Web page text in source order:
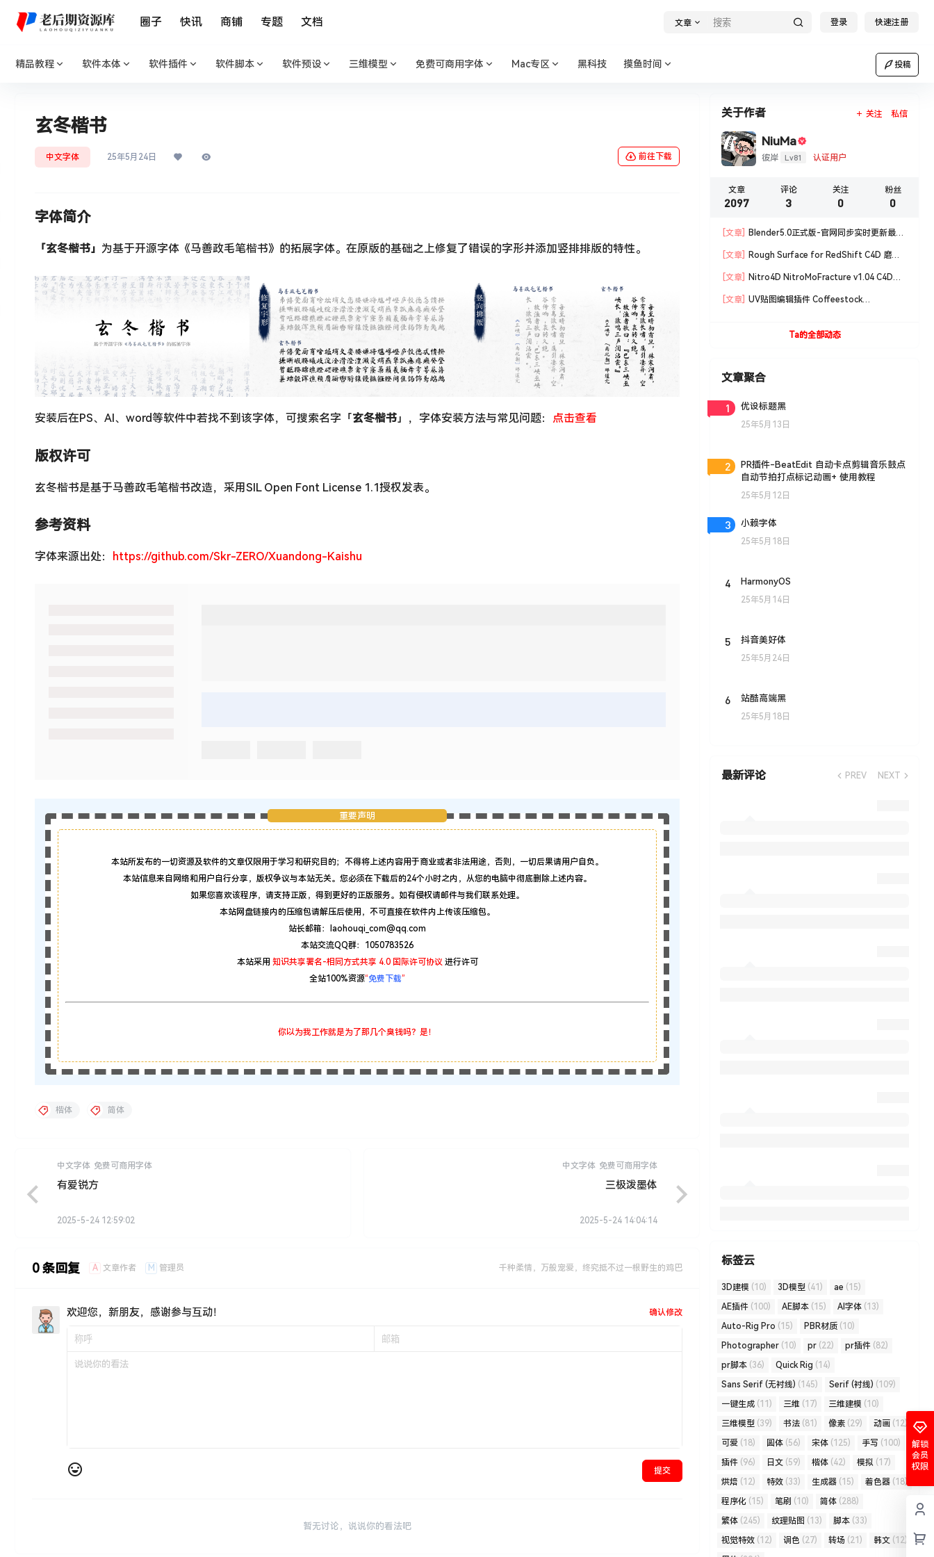
圈子 快讯 商铺 专题 文档 文章 登录 快速注册
精品教程 软件本体 软件插件 软件脚本 软件预设 三维模型 免费可商用字体 Mac专区 黑科技 摸鱼时间 投稿
玄冬楷书
中文字体 25年5月24日 前往下载
字体简介
「玄冬楷书」 为基于开源字体《马善政毛笔楷书》的拓展字体。在原版的基础之上修复了错误的字形并添加竖排排版的特性。
安装后在PS、AI、word等软件中若找不到该字体，可搜索名字「玄冬楷书」，字体安装方法与常见问题： 点击查看
版权许可
玄冬楷书是基于马善政毛笔楷书改造，采用SIL Open Font License 1.1授权发表。
参考资料
字体来源出处： https://github.com/Skr-ZERO/Xuandong-Kaishu
重要声明
本站所发布的一切资源及软件的文章仅限用于学习和研究目的；不得将上述内容用于商业或者非法用途，否则，一切后果请用户自负。
本站信息来自网络和用户自行分享，版权争议与本站无关。您必须在下载后的24个小时之内，从您的电脑中彻底删除上述内容。
如果您喜欢该程序，请支持正版，得到更好的正版服务。如有侵权请邮件与我们联系处理。
本站网盘链接内的压缩包请解压后使用，不可直接在软件内上传该压缩包。
站长邮箱：laohouqi_com@qq.com
本站交流QQ群：1050783526
本站采用 知识共享署名-相同方式共享 4.0 国际许可协议 进行许可
全站100%资源“免费下载”
你以为我工作就是为了那几个臭钱吗？是！
楷体 简体
中文字体 免费可商用字体
有爱锐方
2025-5-24 12:59:02
中文字体 免费可商用字体
三极泼墨体
2025-5-24 14:04:14
0 条回复 A 文章作者 M 管理员 千种柔情，万般宠爱，终究抵不过一根野生的鸡巴
欢迎您，新朋友，感谢参与互动！ 确认修改
提交
暂无讨论，说说你的看法吧
关于作者 关注 私信
NiuMa
彼岸 Lv81 认证用户
文章
2097
评论
3
关注
0
粉丝
0
[文章]
Blender5.0正式版-官网同步实时更新最新
[文章]
Rough Surface for RedShift C4D 磨损
[文章]
Nitro4D NitroMoFracture v1.04 C4D插
[文章]
UV贴图编辑插件 Coffeestock
Ta的全部动态
文章聚合
1 优设标题黑
25年5月13日
2
PR插件-BeatEdit 自动卡点剪辑音乐鼓点
自动节拍打点标记动画+ 使用教程
25年5月12日
3 小赖字体
25年5月18日
4 HarmonyOS
25年5月14日
5 抖音美好体
25年5月24日
6 站酷高端黑
25年5月18日
最新评论 PREV NEXT
标签云
3D建模 (10) 3D模型 (41) ae (15)
AE插件 (100) AE脚本 (15) AI字体 (13)
Auto-Rig Pro (15) PBR材质 (10)
Photographer (10) pr (22) pr插件 (82)
pr脚本 (36) Quick Rig (14)
Sans Serif (无衬线) (145) Serif (衬线) (109)
一键生成 (11) 三维 (17) 三维建模 (10)
三维模型 (39) 书法 (81) 像素 (29) 动画 (12)
可爱 (18) 圆体 (56) 宋体 (125) 手写 (100)
插件 (96) 日文 (59) 楷体 (42) 模拟 (17)
烘焙 (12) 特效 (33) 生成器 (15) 着色器 (18)
程序化 (15) 笔刷 (10) 简体 (288)
繁体 (245) 纹理贴图 (13) 脚本 (33)
视觉特效 (12) 调色 (27) 转场 (21) 韩文 (12)
解锁
会员
权限